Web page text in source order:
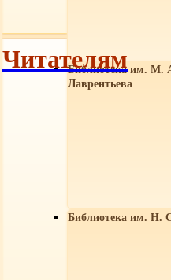
Библиотека им. М.
Лаврентьева
Библиотека им. Н.
Читателям